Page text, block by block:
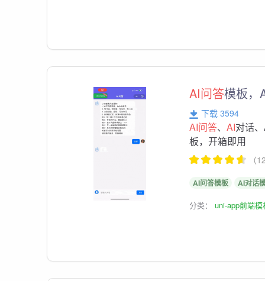
AI问答模板，
下载 3594
AI问答、AI对话
板，开箱即用
（
AI问答模板 AI对话
分类：uni-app前端模